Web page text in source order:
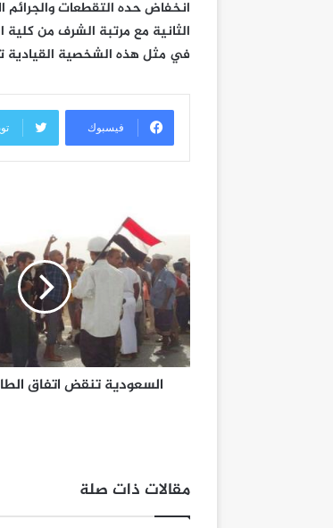
انخفاض حده التقطعات والجرائم
الثانية مع مرتبة الشرف من كلية
في مثل هذه الشخصية القيادية
فيسبوك
السعودية تنقض اتفاق
مقالات ذات صلة